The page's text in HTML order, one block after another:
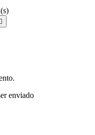

enviado